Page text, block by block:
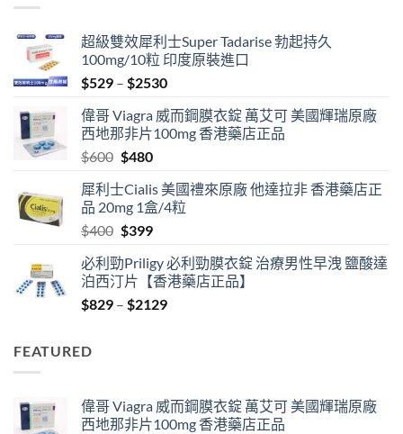
超級雙效犀利士Super Tadarise 勃起持久
100mg/10粒 印度原裝進口
$529 – $2530Price
$529
through
偉哥 Viagra 威而鋼膜衣錠 萬艾可 美國輝瑞原廠
西地那非片100mg 香港藥店正品
$600 Original
was:
$600.
$480Current
is:
$480.
犀利士Cialis 美國禮來原廠 他達拉非 香港藥店正
品 20mg 1盒/4粒
$400 Original
was:
$400.
$399Current
is:
$399.
必利勁Priligy 必利勁膜衣錠 治療男性早洩 鹽酸達
泊西汀片【香港藥店正品】
$829 – $2129Price
FEATURED
偉哥 Viagra 威而鋼膜衣錠 萬艾可 美國輝瑞原廠
西地那非片100mg 香港藥店正品